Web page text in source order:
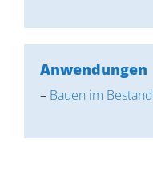
Anwendungen
– Bauen im Bestand